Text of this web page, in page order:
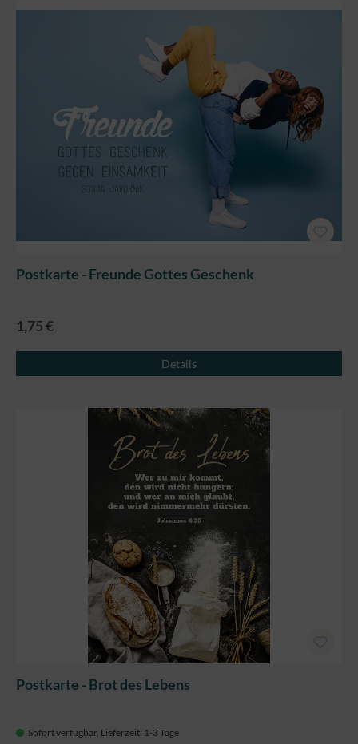
Postkarte - Freunde Gottes Geschenk
1,75 €
Details
Postkarte - Brot des Lebens
Sofort verfügbar, Lieferzeit: 1-3 Tage